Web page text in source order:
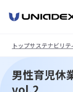
トップサステナビリテ
男性育児休